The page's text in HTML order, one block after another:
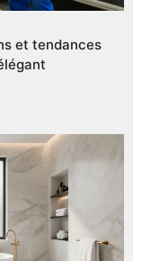
et tendances